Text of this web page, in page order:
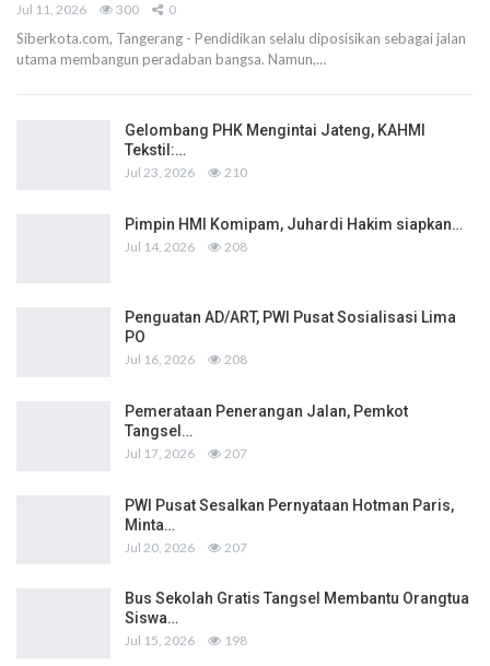
Jul 11, 2026 300 0
Siberkota.com, Tangerang - Pendidikan selalu diposisikan sebagai jalan
utama membangun peradaban bangsa. Namun,…
Gelombang PHK Mengintai Jateng, KAHMI
Tekstil:…
Jul 23, 2026 210
Pimpin HMI Komipam, Juhardi Hakim siapkan…
Jul 14, 2026 208
Penguatan AD/ART, PWI Pusat Sosialisasi Lima
PO
Jul 16, 2026 208
Pemerataan Penerangan Jalan, Pemkot
Tangsel…
Jul 17, 2026 207
PWI Pusat Sesalkan Pernyataan Hotman Paris,
Minta…
Jul 20, 2026 207
Bus Sekolah Gratis Tangsel Membantu Orangtua
Siswa…
Jul 15, 2026 198